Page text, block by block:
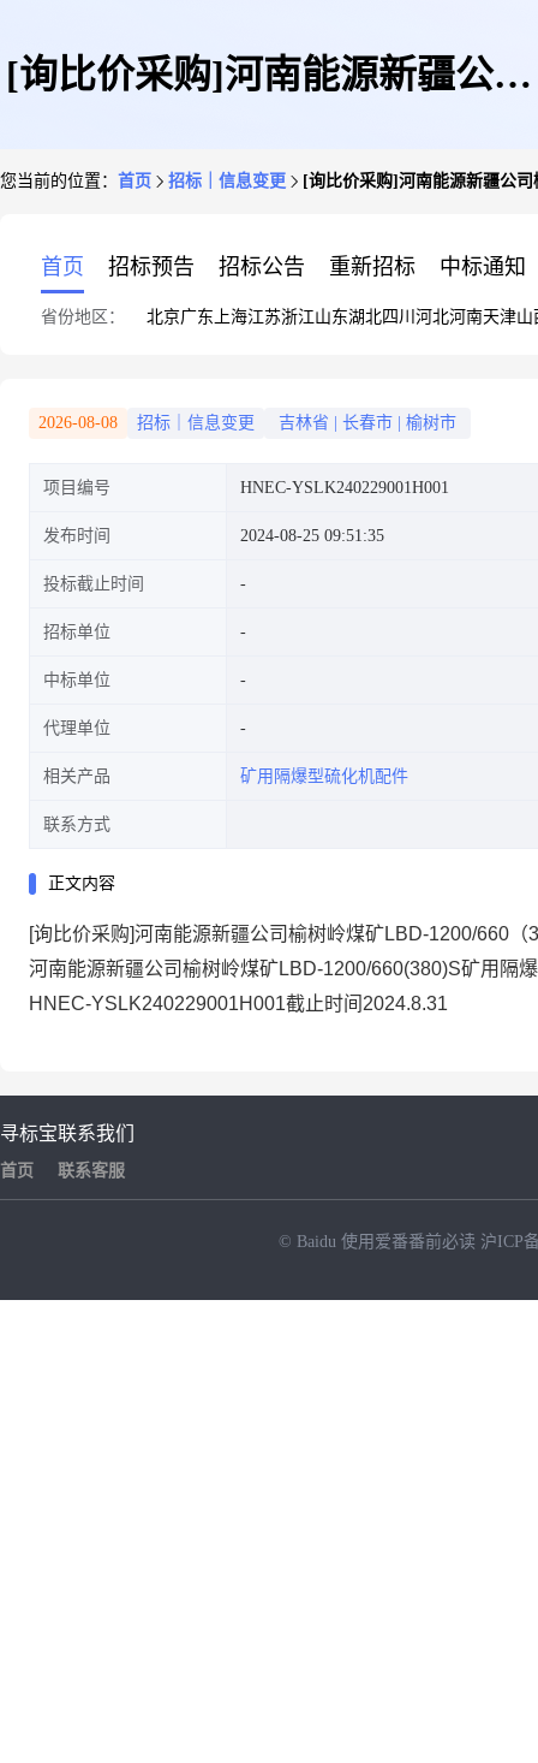
[询比价采购]河南能源新疆公司
变更公告
您当前的位置： 首页 招标｜信息变更 [询比价采购]河南能源新疆公
首页 招标预告 招标公告 重新招标 中标通知
省份地区： 北京广东 上海江苏浙江山东湖北四川 河北河南天津山
2026-08-08 招标｜信息变更 吉林省 长春市 榆树市
项目编号 HNEC-YSLK240229001H001
发布时间 2024-08-25 09:51:35
投标截止时间
招标单位
中标单位
代理单位
相关产品 矿用隔爆型硫化机配件
联系方式
正文内容
[询比价采购]河南能源新疆公司榆树岭煤矿LBD-1200/660
河南能源新疆公司榆树岭煤矿LBD-1200/660(380)S矿用隔
HNEC-YSLK240229001H001截止时间2024.8.31
寻标宝
首页
联系我们
联系客服
© Baidu 使用爱番番前必读 沪ICP